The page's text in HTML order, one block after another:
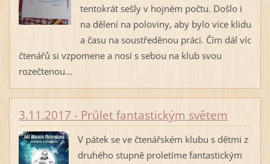
tentokrát sešly v hojném počtu. Došlo i
na dělení na poloviny, aby bylo více klidu
a času na soustředěnou práci. Čím dál víc
čtenářů si vzpomene a nosí s sebou na klub svou
rozečtenou...
3.11.2017 - Průlet fantastickým světem
V pátek se ve čtenářském klubu s dětmi z
druhého stupně proletíme fantastickým